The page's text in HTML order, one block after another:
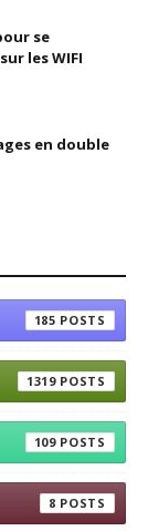
se
les WIFI
en double
185
1319
109
8